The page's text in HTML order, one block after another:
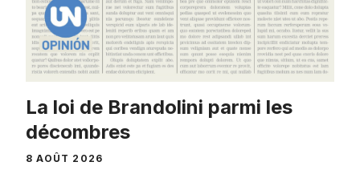
La loi de Brandolini parmi les
décombres
8 AOÛT 2026